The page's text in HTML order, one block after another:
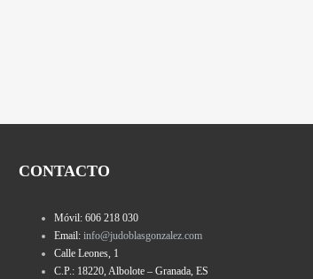
CONTACTO
Móvil: 606 218 030
Email: info@judoblasgonzalez.com
Calle Leones, 1
C.P.: 18220, Albolote – Granada, ES